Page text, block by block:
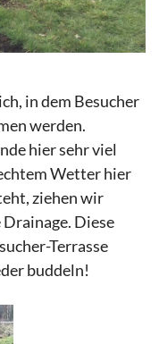
in dem Besucher
werden.
hier sehr viel
Wetter hier
ziehen wir
Diese
Terrasse
buddeln!